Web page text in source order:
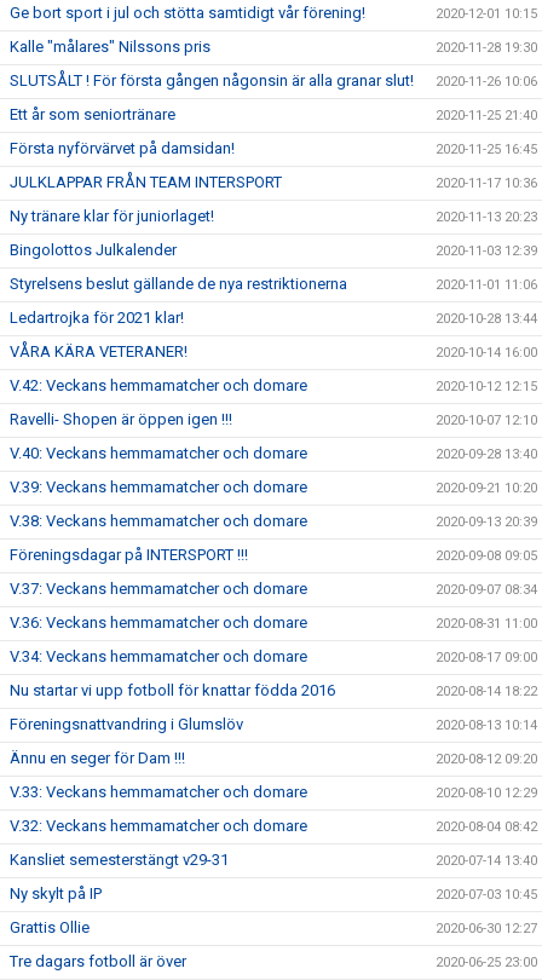
Ge bort sport i jul och stötta samtidigt vår förening! 2020-12-01 10:15
Kalle "målares" Nilssons pris 2020-11-28 19:30
SLUTSÅLT ! För första gången någonsin är alla granar slut! 2020-11-26 10:06
Ett år som seniortränare 2020-11-25 21:40
Första nyförvärvet på damsidan! 2020-11-25 16:45
JULKLAPPAR FRÅN TEAM INTERSPORT 2020-11-17 10:36
Ny tränare klar för juniorlaget! 2020-11-13 20:23
Bingolottos Julkalender 2020-11-03 12:39
Styrelsens beslut gällande de nya restriktionerna 2020-11-01 11:06
Ledartrojka för 2021 klar! 2020-10-28 13:44
VÅRA KÄRA VETERANER! 2020-10-14 16:00
V.42: Veckans hemmamatcher och domare 2020-10-12 12:15
Ravelli- Shopen är öppen igen !!! 2020-10-07 12:10
V.40: Veckans hemmamatcher och domare 2020-09-28 13:40
V.39: Veckans hemmamatcher och domare 2020-09-21 10:20
V.38: Veckans hemmamatcher och domare 2020-09-13 20:39
Föreningsdagar på INTERSPORT !!! 2020-09-08 09:05
V.37: Veckans hemmamatcher och domare 2020-09-07 08:34
V.36: Veckans hemmamatcher och domare 2020-08-31 11:00
V.34: Veckans hemmamatcher och domare 2020-08-17 09:00
Nu startar vi upp fotboll för knattar födda 2016 2020-08-14 18:22
Föreningsnattvandring i Glumslöv 2020-08-13 10:14
Ännu en seger för Dam !!! 2020-08-12 09:20
V.33: Veckans hemmamatcher och domare 2020-08-10 12:29
V.32: Veckans hemmamatcher och domare 2020-08-04 08:42
Kansliet semesterstängt v29-31 2020-07-14 13:40
Ny skylt på IP 2020-07-03 10:45
Grattis Ollie 2020-06-30 12:27
Tre dagars fotboll är över 2020-06-25 23:00